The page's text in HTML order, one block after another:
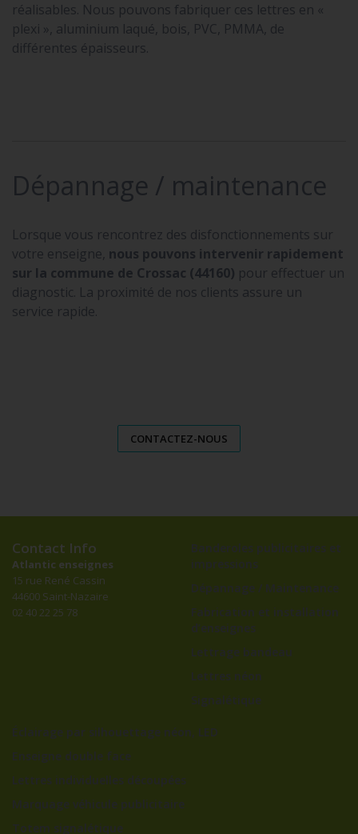
réalisables. Nous pouvons fabriquer ces lettres en «
plexi », aluminium laqué, bois, PVC, PMMA, de
différentes épaisseurs.
Dépannage / maintenance
Lorsque vous rencontrez des disfonctionnements sur
votre enseigne, nous pouvons intervenir rapidement
sur la commune de Crossac (44160) pour effectuer un
diagnostic. La proximité de nos clients assure un
service rapide.
CONTACTEZ-NOUS
Contact Info
Atlantic enseignes
15 rue René Cassin
44600 Saint-Nazaire
02 40 22 25 78
Banderoles publicitaires et
impressions
Dépannage / Maintenance
Fabrication et installation
d’enseignes
Lettrage bandeau
Lettres néon
Signalétique
Éclairage par silhouettage néon, LED
Enseigne double face
Lettres individuelles découpées
Marquage véhicule publicitaire
Totem signalétique